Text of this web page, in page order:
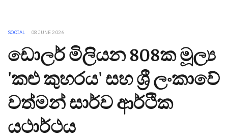
SOCIAL 08 JUNE 2026
ඩොලර් මිලියන 808ක මූල්‍ය
'කළු කුහරය' සහ ශ්‍රී ලංකාවේ
වත්මන් සාර්ව ආර්ථික
යථාර්ථය